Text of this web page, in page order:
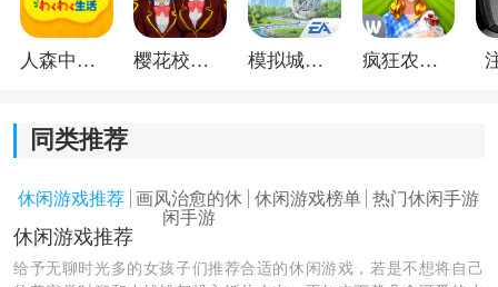
合连续闯关体验。
人森中文版 樱花校园模拟器1.048.00中文版 模拟城市我是巿长联机版 疯狂农场3美国派19
同类推荐
休闲游戏推荐
画风治愈的休
闲手游
休闲游戏榜单 热门休闲手游
休闲游戏推荐
给予无聊时光多的女孩子们推荐合适的休闲游戏，若是不想将自己